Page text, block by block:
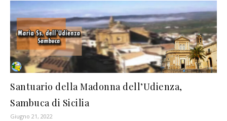
Santuario della Madonna dell’Udienza,
Sambuca di Sicilia
Giugno 21, 2022